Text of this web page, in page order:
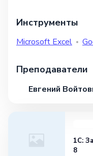
Инструменты
Microsoft Excel
Преподаватели
Евгений
1С:
8